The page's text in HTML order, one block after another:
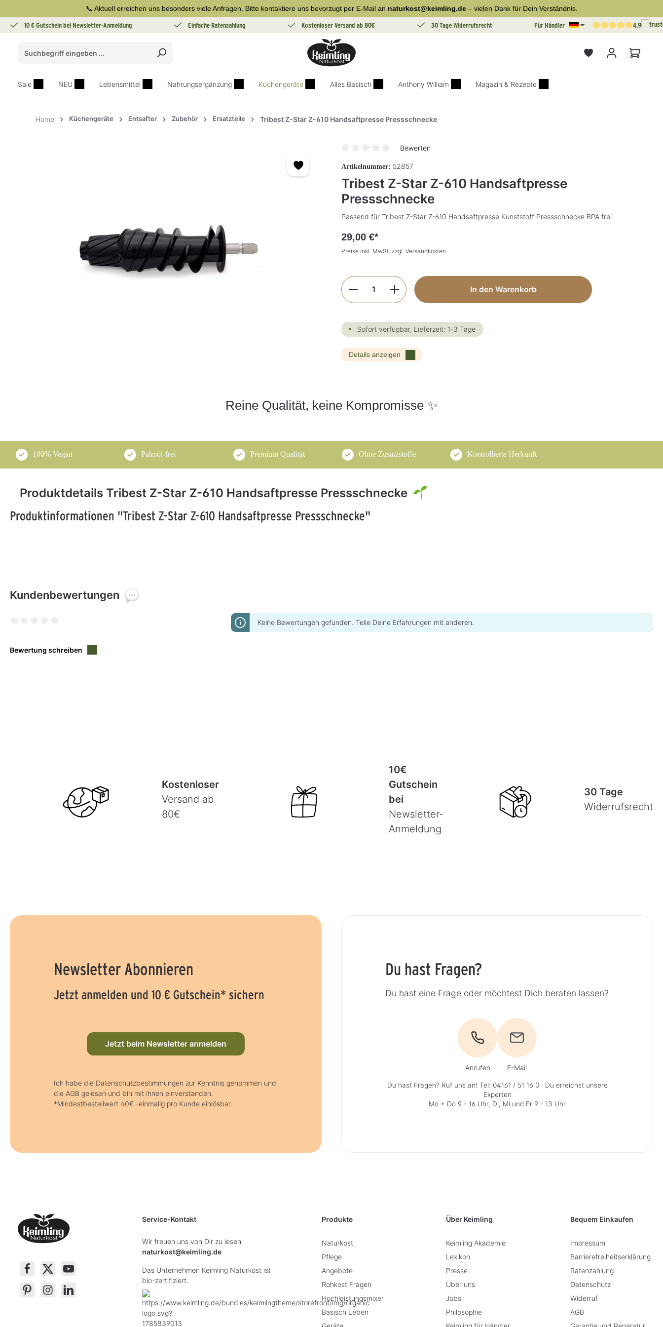
Zur Hauptnavigation springen📞 Aktuell erreichen uns besonders viele Anfragen. Bitte kontaktiere uns bevorzugt per E-Mail an naturkost@keimling.de– vielen Dank für Dein Verständnis.
10 € Gutschein bei Newsletter-Anmeldung Einfache Ratenzahlung Kostenloser Versand ab 80€ 30 Tage Widerrufsrecht Für Händler Durchschnittliche4.9
Sale NEU Lebensmittel Nahrungsergänzung Küchengeräte Alles Basisch Anthony William Magazin & Rezepte
Home Küchengeräte Entsafter Zubehör Ersatzteile Tribest Z-Star Z-610 Handsaftpresse Pressschnecke
Bewerten
Artikelnummer: 52857
Tribest Z-Star Z-610 Handsaftpresse
Pressschnecke
Passend für Tribest Z-Star Z-610 Handsaftpresse Kunststoff Pressschnecke BPA frei
29,00 €*
Preise inkl. MwSt. zzgl. Versandkosten
Produkt Anzahl: Gib den gewünschten Wert ein oder
In den Warenkorb
Sofort verfügbar, Lieferzeit: 1-3 Tage
Details anzeigen
Reine Qualität, keine Kompromisse ✨
100% Vegan Palmöl-frei Premium Qualität Ohne Zusatzstoffe Kontrollierte Herkunft
Produktdetails Tribest Z-Star Z-610 Handsaftpresse Pressschnecke
Produktinformationen "Tribest Z-Star Z-610 Handsaftpresse Pressschnecke"
Kundenbewertungen
Bewertung schreiben
Keine Bewertungen gefunden. Teile Deine Erfahrungen mit anderen.
Kostenloser
Versand ab
80€
10€
Gutschein
bei
Newsletter-
Anmeldung
30 Tage
Widerrufsrecht
Newsletter Abonnieren
Jetzt anmelden und 10 € Gutschein* sichern
Jetzt beim Newsletter anmelden
Ich habe die Datenschutzbestimmungen zur Kenntnis genommen und
die AGB gelesen und bin mit ihnen einverstanden.
*Mindestbestellwert 40€ -einmalig pro Kunde einlösbar.
Du hast Fragen?
Du hast eine Frage oder möchtest Dich beraten lassen?
Anrufen E-Mail
Du hast Fragen? Ruf uns an! Tel: 04161 / 51 16 0· Du erreichst unsere
Experten
Mo + Do 9 - 16 Uhr, Di, Mi und Fr 9 - 13 Uhr
Service-Kontakt
Wir freuen uns von Dir zu lesen
naturkost@keimling.de
Das Unternehmen Keimling Naturkost ist
bio-zertifiziert.
Produkte
Naturkost
Pflege
Angebote
Rohkost Fragen
Hochleistungsmixer
Basisch Leben
Über Keimling
Keimling Akademie
Lexikon
Presse
Über uns
Jobs
Philosophie
Bequem Einkaufen
Impressum
Barrierefreiheitserklärung
Ratenzahlung
Datenschutz
Widerruf
AGB